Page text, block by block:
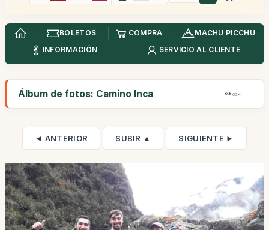
BOLETOS COMPRA
MACHU PICCHU
INFORMACIÓN
SERVICIO AL CLIENTE
Álbum de fotos: Camino Inca 65K
◄ ANTERIOR SUBIR ▲ SIGUIENTE ►